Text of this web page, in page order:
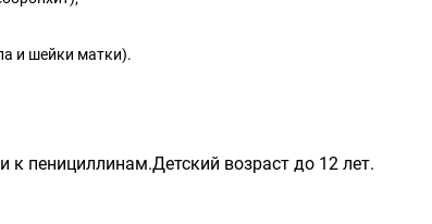
и шейки матки).
пенициллинам.Детский возраст до 12 лет.